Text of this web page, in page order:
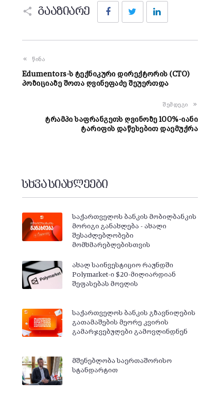
გააზიარე
FacebookTwitter
წინა
Edumentors-ს ტექნიკური დირექტორის (CTO)
პოზიციაზე შოთა ღვინეფაძე შეუერთდა
შემდეგი
ტრამპი საფრანგეთს ღვინოზე 100%-იანი
ტარიფის დაწესებით დაემუქრა
სხვა სიახლეები
საქართველოს ბანკის მობილბანკის
მორიგი განახლება - ახალი
შესაძლებლობები
მომხმარებლებისთვის
ახალ საინვესტიციო რაუნდში
Polymarket-ი $20-მილიარდიან
შეფასებას მოელის
საქართველოს ბანკის გზავნილების
გათამაშების მეორე კვირის
გამარჯვებულები გამოვლინდნენ
მშენებლობა საერთაშორისო
სტანდარტით